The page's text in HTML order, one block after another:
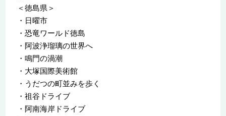
＜徳島県＞
・日曜市
・恐竜ワールド徳島
・阿波浄瑠璃の世界へ
・鳴門の渦潮
・大塚国際美術館
・うだつの町並みを歩く
・祖谷ドライブ
・阿南海岸ドライブ